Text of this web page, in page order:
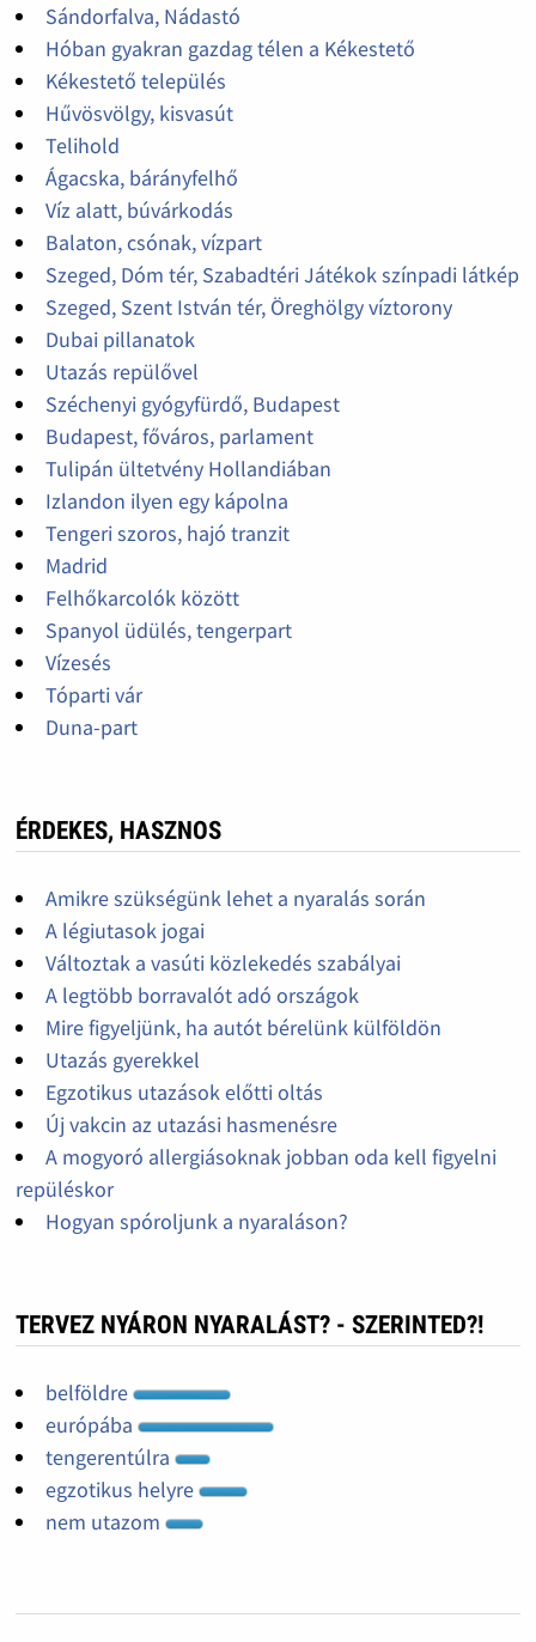
Sándorfalva, Nádastó
Hóban gyakran gazdag télen a Kékestető
Kékestető település
Hűvösvölgy, kisvasút
Telihold
Ágacska, bárányfelhő
Víz alatt, búvárkodás
Balaton, csónak, vízpart
Szeged, Dóm tér, Szabadtéri Játékok színpadi látkép
Szeged, Szent István tér, Öreghölgy víztorony
Dubai pillanatok
Utazás repülővel
Széchenyi gyógyfürdő, Budapest
Budapest, főváros, parlament
Tulipán ültetvény Hollandiában
Izlandon ilyen egy kápolna
Tengeri szoros, hajó tranzit
Madrid
Felhőkarcolók között
Spanyol üdülés, tengerpart
Vízesés
Tóparti vár
Duna-part
ÉRDEKES, HASZNOS
Amikre szükségünk lehet a nyaralás során
A légiutasok jogai
Változtak a vasúti közlekedés szabályai
A legtöbb borravalót adó országok
Mire figyeljünk, ha autót bérelünk külföldön
Utazás gyerekkel
Egzotikus utazások előtti oltás
Új vakcin az utazási hasmenésre
A mogyoró allergiásoknak jobban oda kell figyelni
repüléskor
Hogyan spóroljunk a nyaraláson?
TERVEZ NYÁRON NYARALÁST? - SZERINTED?!
belföldre
európába
tengerentúlra
egzotikus helyre
nem utazom